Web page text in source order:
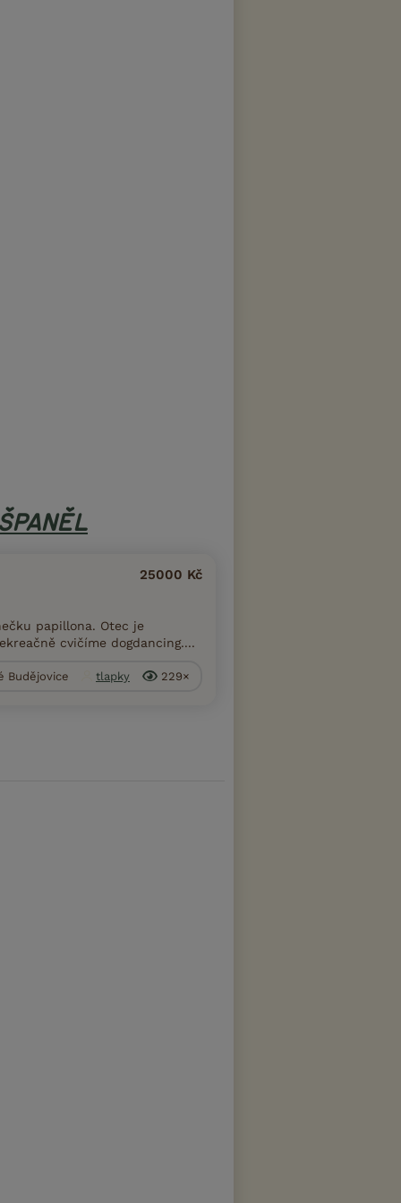
25000 Kč
papillona. Otec je
cvičíme dogdancing....
Budějovice tlapky 229×